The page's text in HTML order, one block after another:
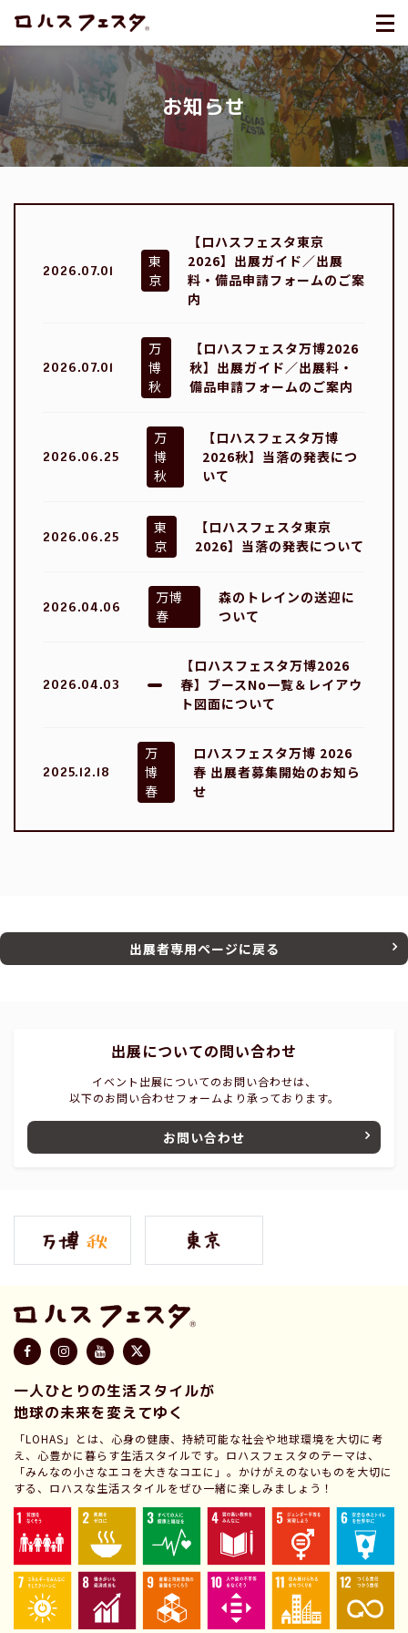
お知らせ
2026.07.01
東
京
【ロハスフェスタ東京
2026】出展ガイド／出展
料・備品申請フォームのご案
内
2026.07.01
万
博
秋
【ロハスフェスタ万博2026
秋】出展ガイド／出展料・
備品申請フォームのご案内
2026.06.25
万
博
秋
【ロハスフェスタ万博
2026秋】当落の発表につ
いて
2026.06.25
東
京
【ロハスフェスタ東京
2026】当落の発表について
2026.04.06
万博
春
森のトレインの送迎に
ついて
2026.04.03
【ロハスフェスタ万博2026
春】ブースNo一覧＆レイアウ
ト図面について
2025.12.18
万
博
春
ロハスフェスタ万博 2026
春 出展者募集開始のお知ら
せ
出展者専用ページに戻る
出展についての問い合わせ
イベント出展についてのお問い合わせは、
以下のお問い合わせフォームより承っております。
お問い合わせ
一人ひとりの生活スタイルが
地球の未来を変えてゆく
「LOHAS」とは、心身の健康、持続可能な社会や地球環境を大切に考
え、心豊かに暮らす生活スタイルです。ロハスフェスタのテーマは、
「みんなの小さなエコを大きなコエに」。かけがえのないものを大切に
する、ロハスな生活スタイルをぜひ一緒に楽しみましょう！